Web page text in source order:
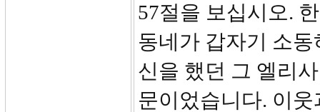
57절을 보십시오.
동네가 갑자기 소
신을 했던 그 엘리
문이었습니다. 이